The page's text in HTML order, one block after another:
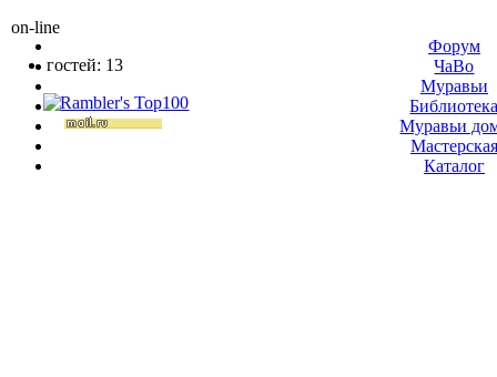
on-line
гостей: 13
Форум
ЧаВо
Муравьи
Муравьи
Мастерская
Каталог